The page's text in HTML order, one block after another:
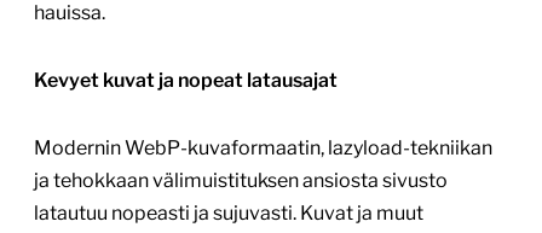
hauissa.
Kevyet kuvat ja nopeat latausajat
Modernin WebP-kuvaformaatin, lazyload-tekniikan
ja tehokkaan välimuistituksen ansiosta sivusto
latautuu nopeasti ja sujuvasti. Kuvat ja muut